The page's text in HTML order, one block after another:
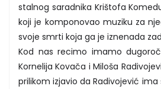
stalnog saradnika Krištofa
koji je komponovao muziku za
svoje smrti koja ga je iznenada
Kod nas recimo imamo
Kornelija Kovača i Miloša
prilikom izjavio da Radivojević